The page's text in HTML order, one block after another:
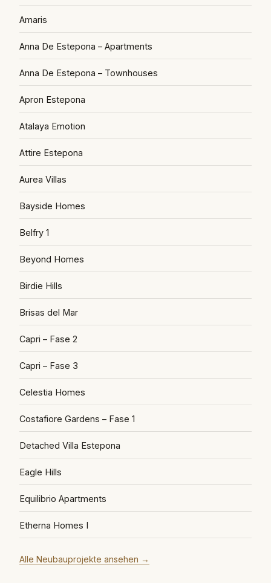
Amaris
Anna De Estepona – Apartments
Anna De Estepona – Townhouses
Apron Estepona
Atalaya Emotion
Attire Estepona
Aurea Villas
Bayside Homes
Belfry 1
Beyond Homes
Birdie Hills
Brisas del Mar
Capri – Fase 2
Capri – Fase 3
Celestia Homes
Costafiore Gardens – Fase 1
Detached Villa Estepona
Eagle Hills
Equilibrio Apartments
Etherna Homes I
Alle Neubauprojekte ansehen →